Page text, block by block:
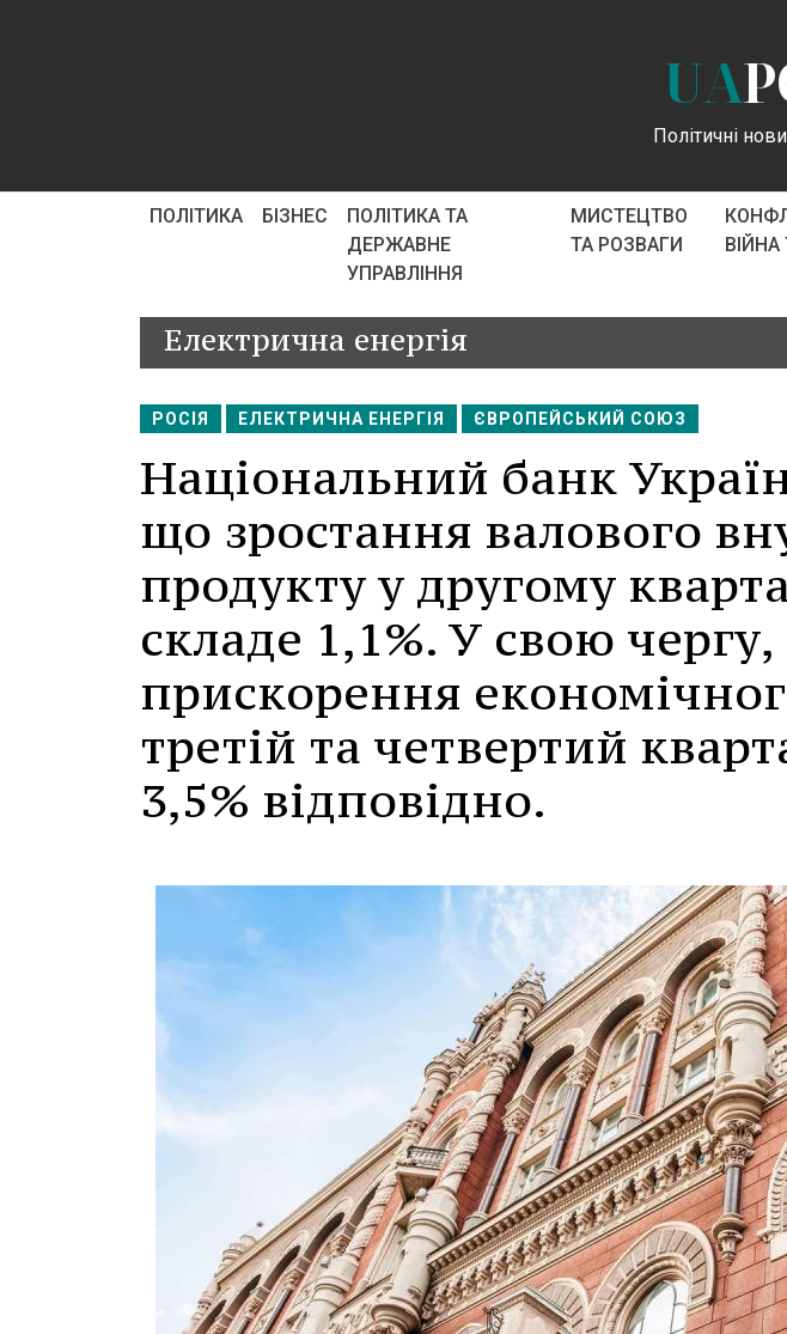
UA
Політичні
ПОЛІТИКА БІЗНЕС
ПОЛІТИКА ТА
ДЕРЖАВНЕ
УПРАВЛІННЯ
МИСТЕЦТВО
ТА РОЗВАГИ
Електрична енергія
РОСІЯ ЕЛЕКТРИЧНА ЕНЕРГІЯ ЄВРОПЕЙСЬКИЙ СОЮЗ
Національний банк
що зростання валового
продукту у другому
складе 1,1%. У свою чергу,
прискорення
третій та четвертий
3,5% відповідно.